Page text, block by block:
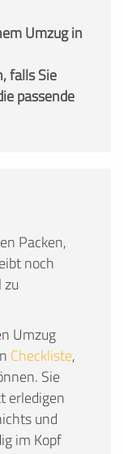
Umzug in
falls Sie
passende
Packen,
noch
Umzug
Checkliste,
Sie
erledigen
und
im Kopf